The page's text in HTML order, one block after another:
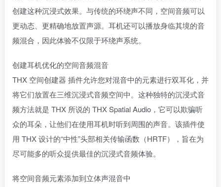
创建这种沉浸式效果。与传统的环绕声不同，空间音频可以
更动态、更精确地放置声源。耳机还可以播放身临其境的音
频混合，因此体验不仅限于环绕声系统。
创建耳机优化的空间音频混音
THX 空间创建器 插件允许您对混音中的元素进行双耳化，并
将它们放置在三维沉浸式音频空间中。这种独特的沉浸式音
频方法就是 THX 所说的 THX Spatial Audio，它可以欺骗听
众的耳朵，让他们在使用耳机时听到周围的声音。该插件使
用 THX 设计的“中性”头部相关传输函数（HRTF），旨在为
尽可能多的听众提供最佳的沉浸式音频体验。
将空间音频元素添加到立体声混音中